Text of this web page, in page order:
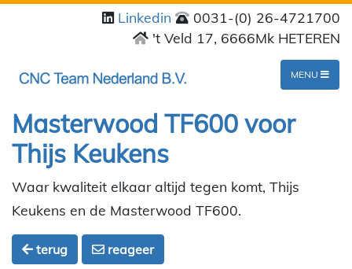
Linkedin
0031-(0) 26-4721700
't Veld 17, 6666Mk HETEREN
MENU
Masterwood TF600 voor
Thijs Keukens
Waar kwaliteit elkaar altijd tegen komt, Thijs
Keukens en de Masterwood TF600.
terug reageer